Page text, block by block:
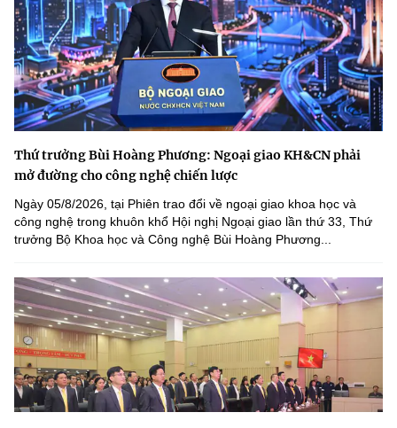
Thứ trưởng Bùi Hoàng Phương: Ngoại giao KH&CN phải
mở đường cho công nghệ chiến lược
Ngày 05/8/2026, tại Phiên trao đổi về ngoại giao khoa học và
công nghệ trong khuôn khổ Hội nghị Ngoại giao lần thứ 33, Thứ
trưởng Bộ Khoa học và Công nghệ Bùi Hoàng Phương...